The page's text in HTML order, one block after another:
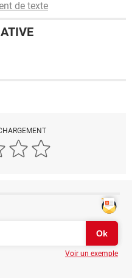
de texte
Voir un exemple